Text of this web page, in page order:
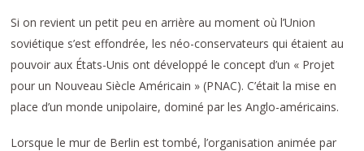
Si on revient un petit peu en arrière au moment où l’Union
soviétique s’est effondrée, les néo-conservateurs qui étaient au
pouvoir aux États-Unis ont développé le concept d’un « Projet
pour un Nouveau Siècle Américain » (PNAC). C’était la mise en
place d’un monde unipolaire, dominé par les Anglo-américains.
Lorsque le mur de Berlin est tombé, l’organisation animée par